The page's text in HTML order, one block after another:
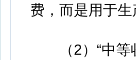
费，而是用于
（2）“中等收